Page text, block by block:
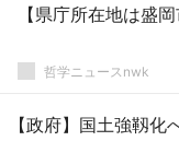
【県庁所在地は盛岡
哲学ニュースnwk
【政府】国土強靱化